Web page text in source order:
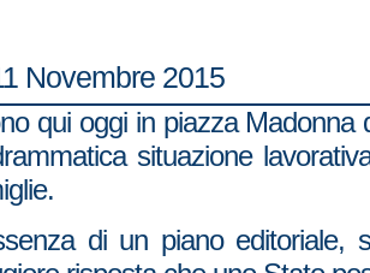
Novembre 2015
qui oggi in piazza
situazione
di un piano editoriale,